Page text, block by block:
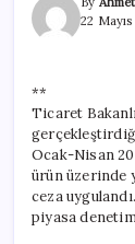
22
**
Ticaret
Ocak-Nisan
ürün üzerinde
ceza
piyasa